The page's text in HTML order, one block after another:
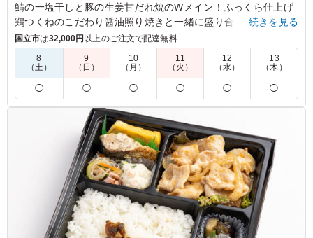
鯖の一塩干しと豚の生姜甘だれ焼のWメイン！ふっくら仕上げ
鶏つくねのこだわり醤油照り焼きと一緒に盛り合わせました。
相性抜群の副菜と、厳選焼海苔と小豆島生大豆醤油が織りなす
海苔弁であなたを魅了します。
5.0 オフィスカラーズ株式会社
のり弁はどの現場でも安全なのでこちらのお弁当にして正
解でした。特にスタッフから評価された点は、魚と生姜焼
きが一緒にあるお弁当は珍しいとスタッフも喜んでおりま
した。残ったお弁当を持ち帰ったスタッフがいたほどでし
ご利用シーン：ロケ・撮影›スタジオ撮影
東京都世田谷区松原2026/04/22
…続きを見る
国立市は32,000円以上のご注文で配達無料
8
（土）
9
（日）
10
（月）
11
（火）
12
（水）
13
（木）
◯ ◯ ◯ ◯ ◯ ◯